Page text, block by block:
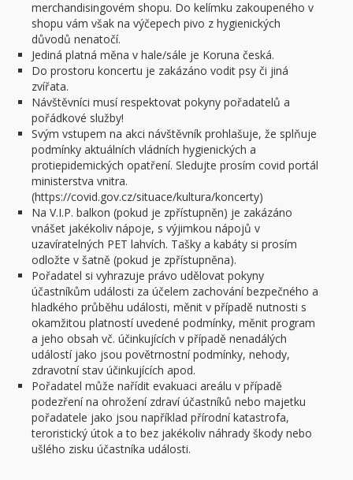
merchandisingovém shopu. Do kelímku zakoupeného v
shopu vám však na výčepech pivo z hygienických
důvodů nenatočí.
Jediná platná měna v hale/sále je Koruna česká.
Do prostoru koncertu je zakázáno vodit psy či jiná
zvířata.
Návštěvníci musí respektovat pokyny pořadatelů a
pořádkové služby!
Svým vstupem na akci návštěvník prohlašuje, že splňuje
podmínky aktuálních vládních hygienických a
protiepidemických opatření. Sledujte prosím covid portál
ministerstva vnitra.
(https://covid.gov.cz/situace/kultura/koncerty)
Na V.I.P. balkon (pokud je zpřístupněn) je zakázáno
vnášet jakékoliv nápoje, s výjimkou nápojů v
uzavíratelných PET lahvích. Tašky a kabáty si prosím
odložte v šatně (pokud je zpřístupněna).
Pořadatel si vyhrazuje právo udělovat pokyny
účastníkům události za účelem zachování bezpečného a
hladkého průběhu události, měnit v případě nutnosti s
okamžitou platností uvedené podmínky, měnit program
a jeho obsah vč. účinkujících v případě nenadálých
událostí jako jsou povětrnostní podmínky, nehody,
zdravotní stav účinkujících apod.
Pořadatel může nařídit evakuaci areálu v případě
podezření na ohrožení zdraví účastníků nebo majetku
pořadatele jako jsou například přírodní katastrofa,
teroristický útok a to bez jakékoliv náhrady škody nebo
ušlého zisku účastníka události.